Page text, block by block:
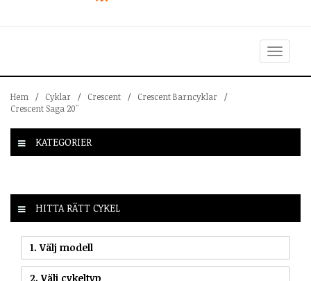
Toggle
navigation
Hem / Cyklar / Crescent / Crescent Barncyklar
/
Crescent Saga 20"
KATEGORIER
HITTA RÄTT CYKEL
1. Välj modell
2. Välj cykeltyp